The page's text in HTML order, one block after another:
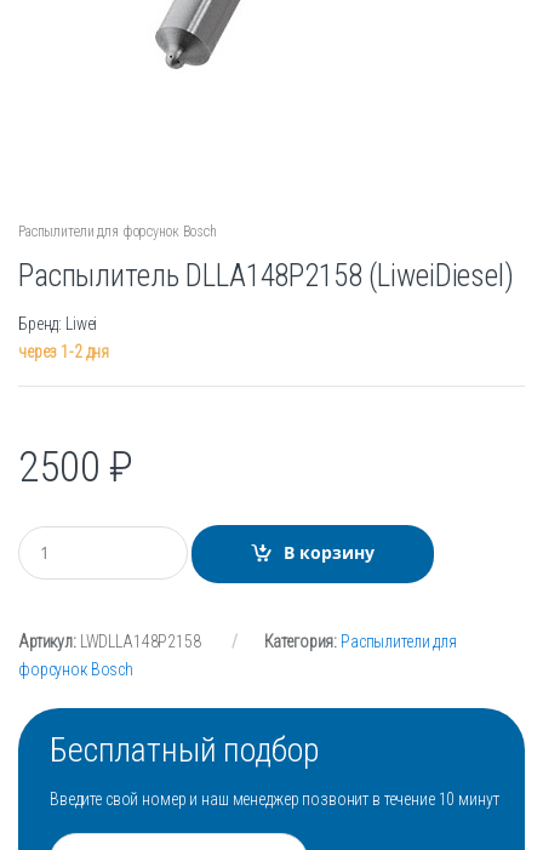
Распылители для форсунок Bosch
Распылитель DLLA148P2158 (LiweiDiesel)
Бренд: Liwei
через 1-2 дня
2500₽
К
о
е
с
о
В корзину
Артикул: LWDLLA148P2158 Категория: Распылители для
форсунок Bosch
Бесплатный подбор
Введите свой номер и наш менеджер позвонит в течение 10 минут